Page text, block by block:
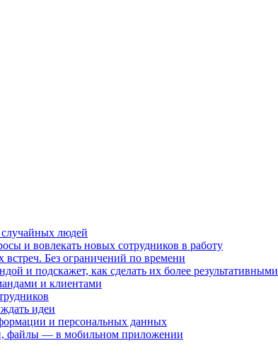
людей
и вовлекать новых сотрудников в работу
Без ограничений по времени
и подскажет, как сделать их более результативными
и клиентами
идеи
и персональных данных
файлы — в мобильном приложении